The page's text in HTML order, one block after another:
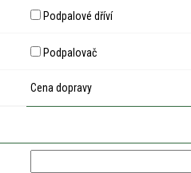
Podpalové dříví
Podpalovač
Cena dopravy